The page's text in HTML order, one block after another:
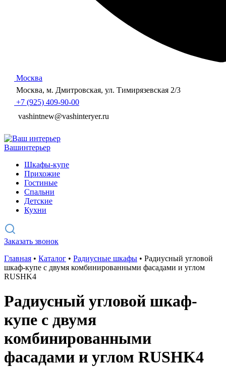
Москва
Москва, м. Дмитровская, ул. Тимирязевская 2/3
+7 (925) 409-90-00
vashintnew@vashinteryer.ru
Вашинтерьер
Шкафы-купе
Прихожие
Гостиные
Спальни
Детские
Кухни
Заказать звонок
Главная • Каталог • Радиусные шкафы • Радиусный угловой
шкаф-купе с двумя комбинированными фасадами и углом
RUSHK4
Радиусный угловой шкаф-
купе с двумя
комбинированными
фасадами и углом RUSHK4